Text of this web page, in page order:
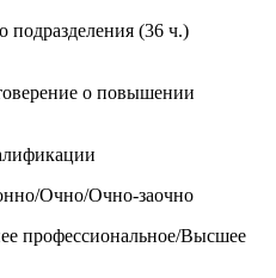
подразделения (36 ч.)
о повышении
Очно/Очно-заочно
профессиональное/Высшее